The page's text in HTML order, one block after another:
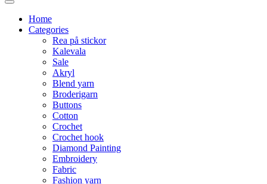
Home
Categories
Rea på stickor
Kalevala
Sale
Akryl
Blend yarn
Broderigarn
Buttons
Cotton
Crochet
Crochet hook
Diamond Painting
Embroidery
Fabric
Fashion yarn